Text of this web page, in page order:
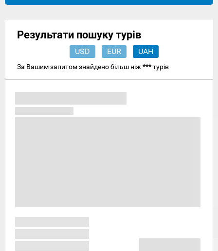
Результати пошуку турів
USD EUR UAH
За Вашим запитом знайдено більш ніж ***турів